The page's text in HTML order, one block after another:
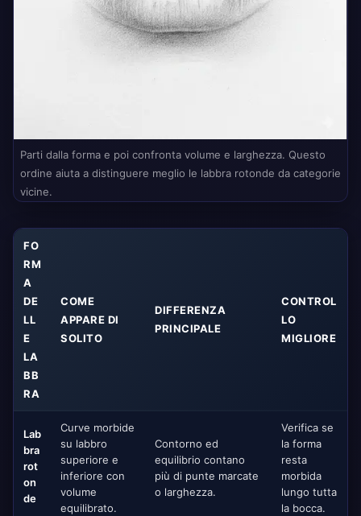
Parti dalla forma e poi confronta volume e larghezza. Questo
ordine aiuta a distinguere meglio le labbra rotonde da categorie
vicine.
FO
RM
A
DE
LL
E
LA
BB
RA
COME
APPARE DI
SOLITO
DIFFERENZA
PRINCIPALE
CONTROL
LO
MIGLIORE
Lab
bra
rot
on
de
Curve morbide
su labbro
superiore e
inferiore con
volume
equilibrato.
Contorno ed
equilibrio contano
più di punte marcate
o larghezza.
Verifica se
la forma
resta
morbida
lungo tutta
la bocca.